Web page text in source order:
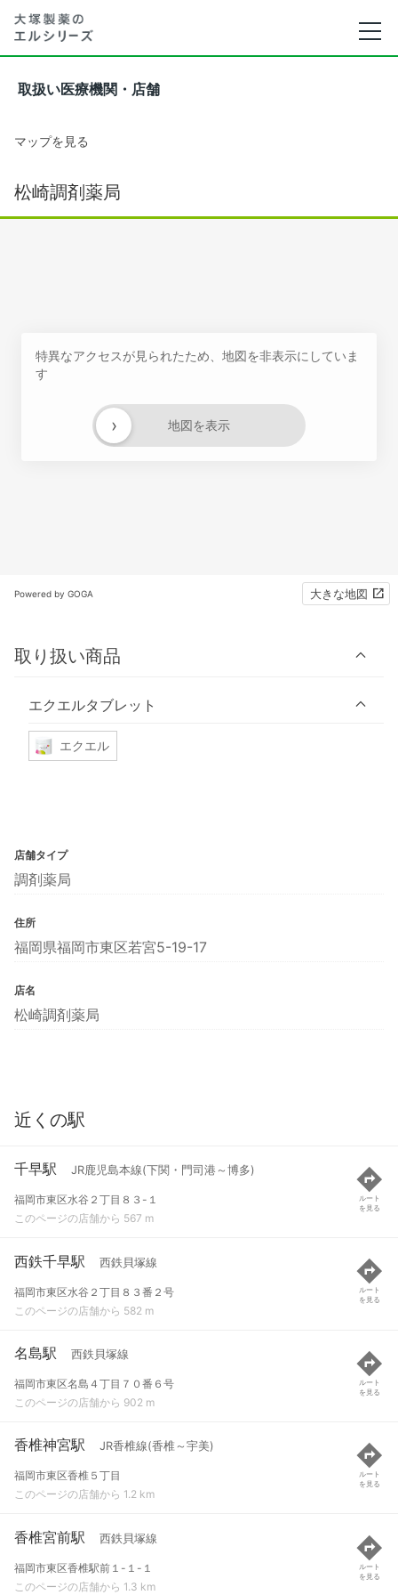
取扱い医療機関・店舗
マップを見る
松崎調剤薬局
特異なアクセスが見られたため、地図を非表示にしていま
す
地図を表示
›
Powered by GOGA 大きな地図
取り扱い商品
エクエルタブレット
エクエル
店舗タイプ
調剤薬局
住所
福岡県福岡市東区若宮5-19-17
店名
松崎調剤薬局
近くの駅
千早駅 JR鹿児島本線(下関・門司港～博多)
福岡市東区水谷２丁目８３-１
このページの店舗から 567 m
ルート
を見る
西鉄千早駅 西鉄貝塚線
福岡市東区水谷２丁目８３番２号
このページの店舗から 582 m
ルート
を見る
名島駅 西鉄貝塚線
福岡市東区名島４丁目７０番６号
このページの店舗から 902 m
ルート
を見る
香椎神宮駅 JR香椎線(香椎～宇美)
福岡市東区香椎５丁目
このページの店舗から 1.2 km
ルート
を見る
香椎宮前駅 西鉄貝塚線
福岡市東区香椎駅前１-１-１
このページの店舗から 1.3 km
ルート
を見る